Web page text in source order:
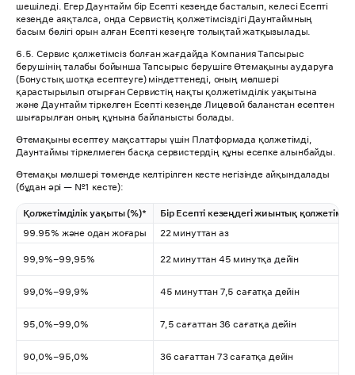
шешіледі. Егер Даунтайм бір Есепті кезеңде басталып, келесі Есепті
кезеңде аяқталса, онда Сервистің қолжетімсіздігі Даунтаймның
басым бөлігі орын алған Есепті кезеңге толықтай жатқызылады.
6.5. Сервис қолжетімсіз болған жағдайда Компания Тапсырыс
берушінің талабы бойынша Тапсырыс берушіге Өтемақыны аударуға
(Бонустық шотқа есептеуге) міндеттенеді, оның мөлшері
қарастырылып отырған Сервистің нақты қолжетімділік уақытына
және Даунтайм тіркелген Есепті кезеңде Лицевой баланстан есептен
шығарылған оның құнына байланысты болады.
Өтемақыны есептеу мақсаттары үшін Платформада қолжетімді,
Даунтаймы тіркелмеген басқа сервистердің құны есепке алынбайды.
Өтемақы мөлшері төменде келтірілген кесте негізінде айқындалады
(бұдан әрі — №1 кесте):
Қолжетімділік уақыты (%)*
Бір Есепті кезеңдегі жиынтық
99.95% және одан жоғары
22 минуттан аз
99,9%–99,95% 22 минуттан 45 минутқа дейін
99,0%–99,9% 45 минуттан 7,5 сағатқа дейін
95,0%–99,0% 7,5 сағаттан 36 сағатқа дейін
90,0%–95,0% 36 сағаттан 73 сағатқа дейін